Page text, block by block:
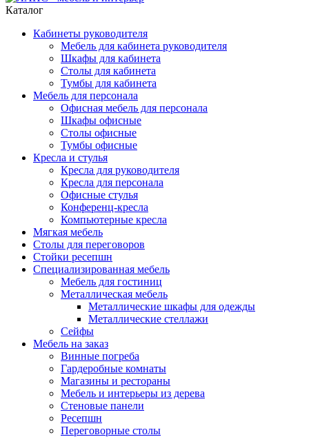
Каталог
Кабинеты руководителя
Мебель для кабинета руководителя
Шкафы для кабинета
Столы для кабинета
Тумбы для кабинета
Мебель для персонала
Офисная мебель для персонала
Шкафы офисные
Столы офисные
Тумбы офисные
Кресла и стулья
Кресла для руководителя
Кресла для персонала
Офисные стулья
Конференц-кресла
Компьютерные кресла
Мягкая мебель
Столы для переговоров
Стойки ресепшн
Специализированная мебель
Мебель для гостиниц
Металлическая мебель
Металлические шкафы для одежды
Металлические стеллажи
Сейфы
Мебель на заказ
Винные погреба
Гардеробные комнаты
Магазины и рестораны
Мебель и интерьеры из дерева
Стеновые панели
Ресепшн
Переговорные столы